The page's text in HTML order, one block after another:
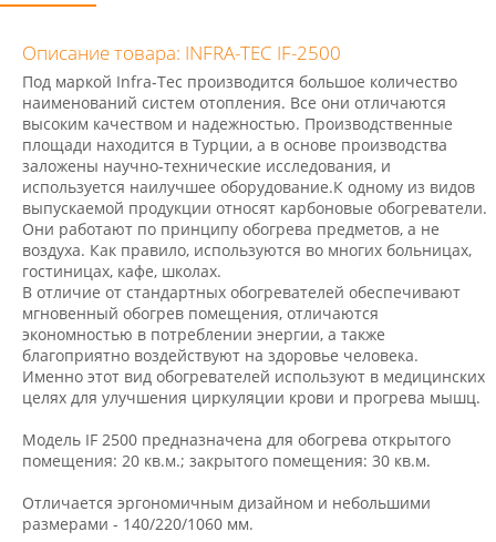
Описание товара: INFRA-TEC IF-2500
Под маркой Infra-Tec производится большое количество
наименований систем отопления. Все они отличаются
высоким качеством и надежностью. Производственные
площади находится в Турции, а в основе производства
заложены научно-технические исследования, и
используется наилучшее оборудование.К одному из видов
выпускаемой продукции относят карбоновые обогреватели.
Они работают по принципу обогрева предметов, а не
воздуха. Как правило, используются во многих больницах,
гостиницах, кафе, школах.
В отличие от стандартных обогревателей обеспечивают
мгновенный обогрев помещения, отличаются
экономностью в потреблении энергии, а также
благоприятно воздействуют на здоровье человека.
Именно этот вид обогревателей используют в медицинских
целях для улучшения циркуляции крови и прогрева мышц.
Модель IF 2500 предназначена для обогрева открытого
помещения: 20 кв.м.; закрытого помещения: 30 кв.м.
Отличается эргономичным дизайном и небольшими
размерами - 140/220/1060 мм.